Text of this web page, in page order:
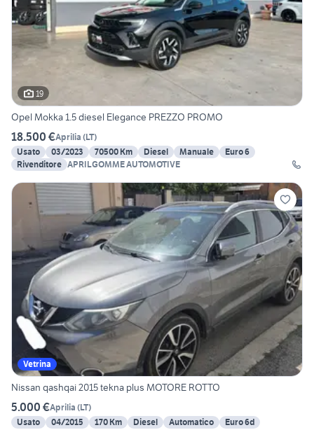
19
Opel Mokka 1.5 diesel Elegance PREZZO PROMO
18.500 €Aprilia (LT)
Usato
03/2023 70500 Km Diesel Manuale
Euro 6
Rivenditore APRILGOMME AUTOMOTIVE
Vetrina
Nissan qashqai 2015 tekna plus MOTORE ROTTO
5.000 €Aprilia (LT)
Usato
04/2015 170 Km Diesel Automatico Euro 6d